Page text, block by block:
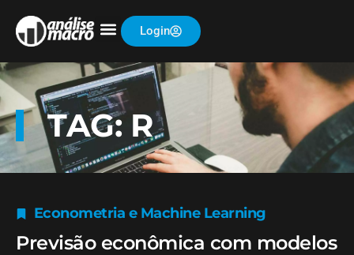
Login
TAG: R
Econometria e Machine Learning
Previsão econômica com modelos